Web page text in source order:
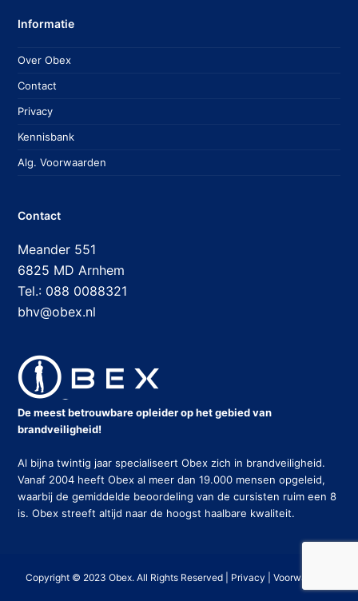
Informatie
Over Obex
Contact
Privacy
Kennisbank
Alg. Voorwaarden
Contact
Meander 551
6825 MD Arnhem
Tel.: 088 0088321
bhv@obex.nl
De meest betrouwbare opleider op het gebied van
brandveiligheid!
Al bijna twintig jaar specialiseert Obex zich in brandveiligheid.
Vanaf 2004 heeft Obex al meer dan 19.000 mensen opgeleid,
waarbij de gemiddelde beoordeling van de cursisten ruim een 8
is. Obex streeft altijd naar de hoogst haalbare kwaliteit.
Copyright © 2023 Obex. All Rights Reserved | Privacy Voorwaarden